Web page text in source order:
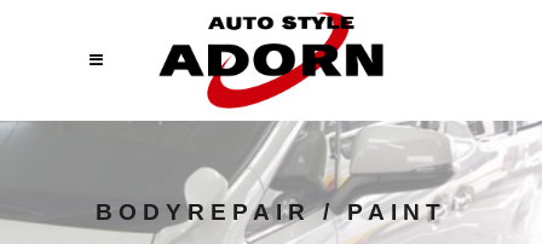
BODYREPAIR / PAINT